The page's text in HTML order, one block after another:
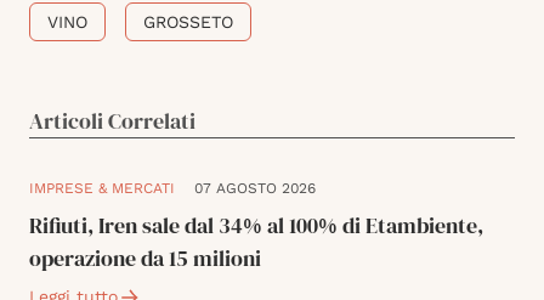
VINO GROSSETO
Articoli Correlati
IMPRESE & MERCATI 07 AGOSTO 2026
Rifiuti, Iren sale dal 34% al 100% di Etambiente,
operazione da 15 milioni